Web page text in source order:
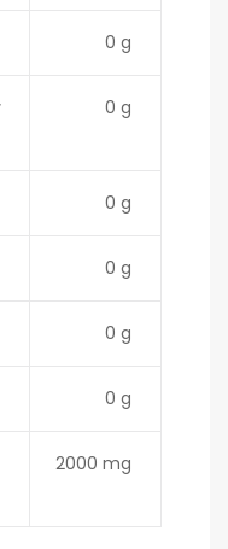
0 g
0 g
0 g
0 g
0 g
0 g
2000 mg